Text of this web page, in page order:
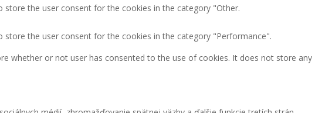
store the user consent for the cookies in the category "Other.
store the user consent for the cookies in the category "Performance".
whether or not user has consented to the use of cookies. It does not store any